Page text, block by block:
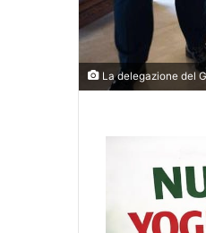
La delegazione del